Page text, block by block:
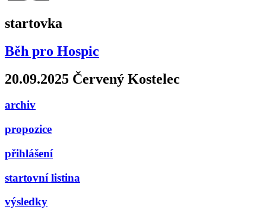
startovka
Běh pro Hospic
20.09.2025 Červený Kostelec
archiv
propozice
přihlášení
startovní listina
výsledky